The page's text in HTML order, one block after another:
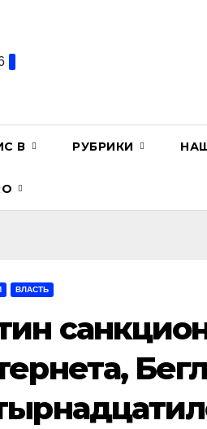
В РУБРИКИ
ВЛАСТЬ